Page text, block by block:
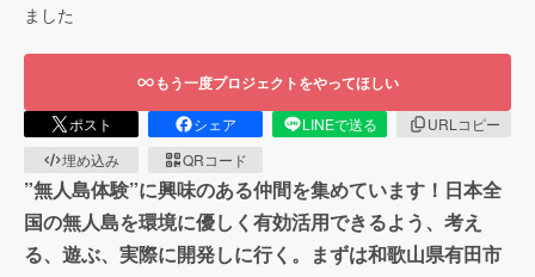
ました
もう一度プロジェクトをやってほしい
ポスト シェア LINEで送る
URLコピー
埋め込み
QRコード
”無人島体験”に興味のある仲間を集めています！日本全
国の無人島を環境に優しく有効活用できるよう、考え
る、遊ぶ、実際に開発しに行く。まずは和歌山県有田市